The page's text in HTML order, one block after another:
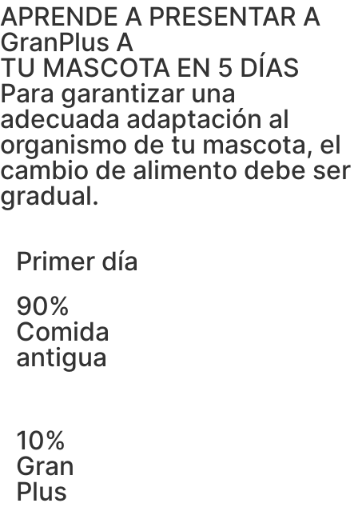
APRENDE A PRESENTAR A
GranPlus A
TU MASCOTA EN 5 DÍAS
Para garantizar una
adecuada adaptación al
organismo de tu mascota, el
cambio de alimento debe ser
gradual.
Primer día
90%
Comida
antigua
10%
Gran
Plus